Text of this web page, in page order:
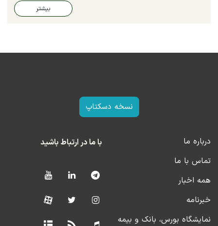
بیشتر
نسخه دسکتاپ
درباره ما
تماس با ما
همه اخبار
خبرنامه
نمایشگاه بورس، بانک و بیمه
با ما در ارتباط باشید